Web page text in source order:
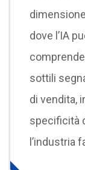
dove l’IA
sottili
di vendita,
specificità
l’industria